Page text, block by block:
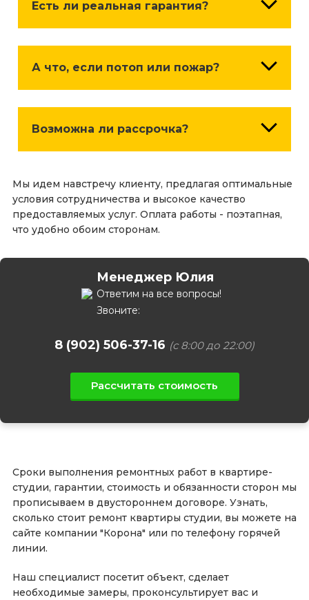
Есть ли реальная гарантия?
Гарантия по ДОГОВОРУ и по ЗАКОНУ
составляет 3 года.
А что, если потоп или пожар?
В случае ЧС в квартире во время ремонта,
вступает в силу страховка, которую также
можно оформить вместе с договором. Такие
случаи крайне редки, но имеют место быть!
Возможна ли рассрочка?
нескольких банков, предоставляющих
рассрочку и кредитные продукты с
УНИКАЛЬНЫМИ УСЛОВИЯМИ.
Мы идем навстречу клиенту, предлагая оптимальные
условия сотрудничества и высокое качество
предоставляемых услуг. Оплата работы - поэтапная,
что удобно обоим сторонам.
Менеджер Юлия
Ответим на все вопросы!
Звоните:
8 (902) 506-37-16 (с 8:00 до 22:00)
Рассчитать стоимость
Сроки выполнения ремонтных работ в квартире-
студии, гарантии, стоимость и обязанности сторон мы
прописываем в двустороннем договоре. Узнать,
сколько стоит ремонт квартиры студии, вы можете на
сайте компании "Корона" или по телефону горячей
линии.
Наш специалист посетит объект, сделает
необходимые замеры, проконсультирует вас и